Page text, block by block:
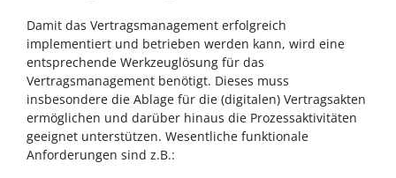
Damit das Vertragsmanagement erfolgreich
implementiert und betrieben werden kann, wird eine
entsprechende Werkzeuglösung für das
Vertragsmanagement benötigt. Dieses muss
insbesondere die Ablage für die (digitalen) Vertragsakten
ermöglichen und darüber hinaus die Prozessaktivitäten
geeignet unterstützen. Wesentliche funktionale
Anforderungen sind z.B.: